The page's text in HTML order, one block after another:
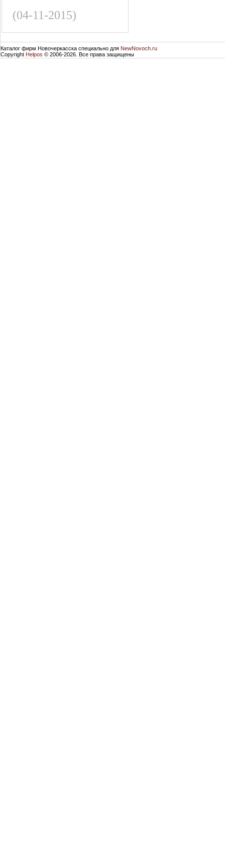
(04-11-2015)
Каталог фирм Новочеркасска специально для NewNovoch.ru
Copyright Helpos © 2006-2026. Все права защищены